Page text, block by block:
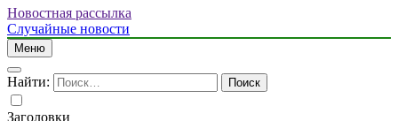
Новостная рассылка
Случайные новости
Меню
Найти:
Заголовки